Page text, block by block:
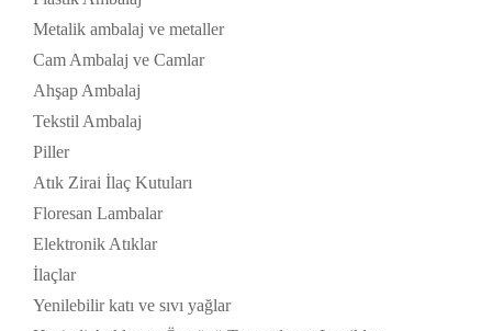
Metalik ambalaj ve metaller
Cam Ambalaj ve Camlar
Ahşap Ambalaj
Tekstil Ambalaj
Piller
Atık Zirai İlaç Kutuları
Floresan Lambalar
Elektronik Atıklar
İlaçlar
Yenilebilir katı ve sıvı yağlar